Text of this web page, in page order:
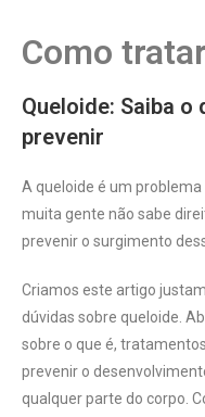
Como
Queloide: Saiba
prevenir
A queloide é um
muita gente não sabe
prevenir o surgimento
Criamos este artigo
dúvidas sobre queloide.
sobre o que é,
prevenir o
qualquer parte do corpo.